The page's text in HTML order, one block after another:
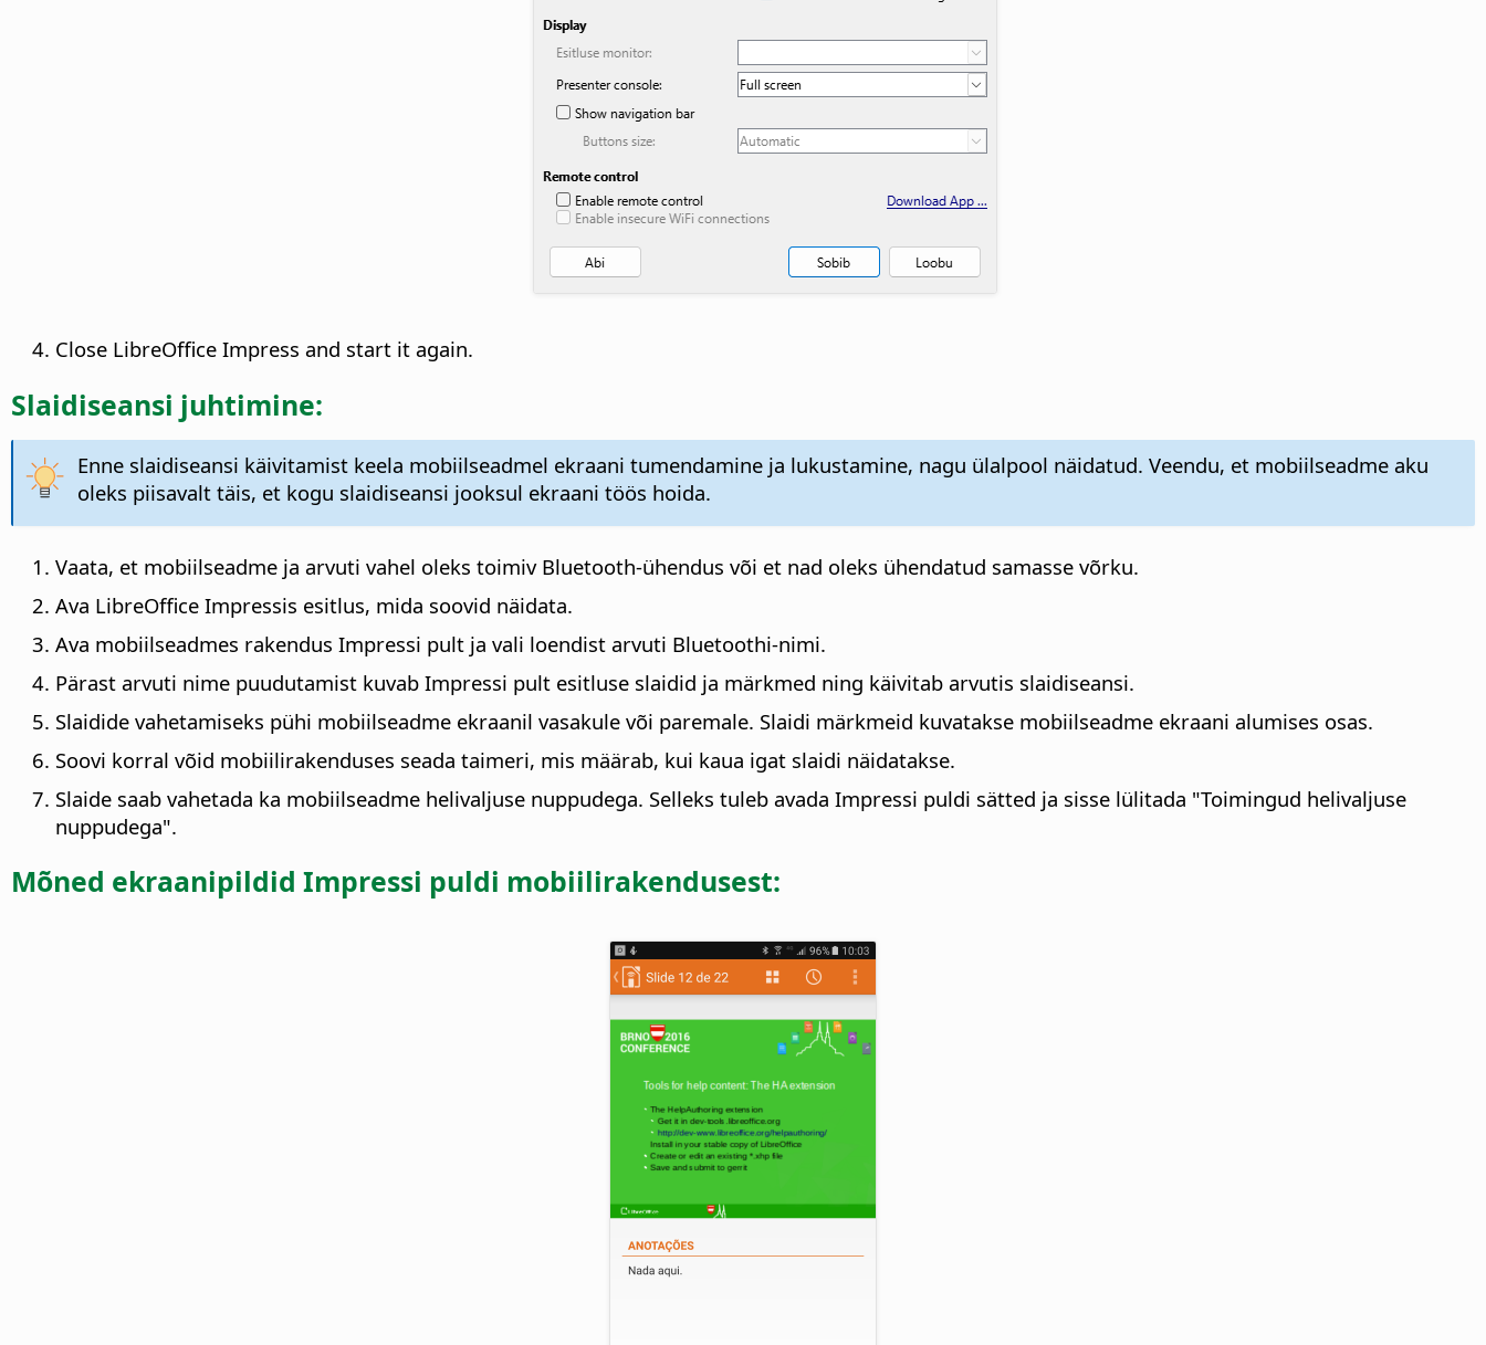
Close LibreOffice Impress and start it again.
Slaidiseansi juhtimine:
Enne slaidiseansi käivitamist keela mobiilseadmel ekraani tumendamine ja lukustamine, nagu ülalpool näidatud. Veendu, et mobiilseadme aku
oleks piisavalt täis, et kogu slaidiseansi jooksul ekraani töös hoida.
Vaata, et mobiilseadme ja arvuti vahel oleks toimiv Bluetooth-ühendus või et nad oleks ühendatud samasse võrku.
Ava LibreOffice Impressis esitlus, mida soovid näidata.
Ava mobiilseadmes rakendus Impressi pult ja vali loendist arvuti Bluetoothi-nimi.
Pärast arvuti nime puudutamist kuvab Impressi pult esitluse slaidid ja märkmed ning käivitab arvutis slaidiseansi.
Slaidide vahetamiseks pühi mobiilseadme ekraanil vasakule või paremale. Slaidi märkmeid kuvatakse mobiilseadme ekraani alumises osas.
Soovi korral võid mobiilirakenduses seada taimeri, mis määrab, kui kaua igat slaidi näidatakse.
Slaide saab vahetada ka mobiilseadme helivaljuse nuppudega. Selleks tuleb avada Impressi puldi sätted ja sisse lülitada "Toimingud helivaljuse
nuppudega".
Mõned ekraanipildid Impressi puldi mobiilirakendusest: